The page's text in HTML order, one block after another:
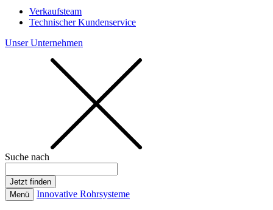
Verkaufsteam
Technischer Kundenservice
Unser Unternehmen
Suche nach
Menü Innovative Rohrsysteme